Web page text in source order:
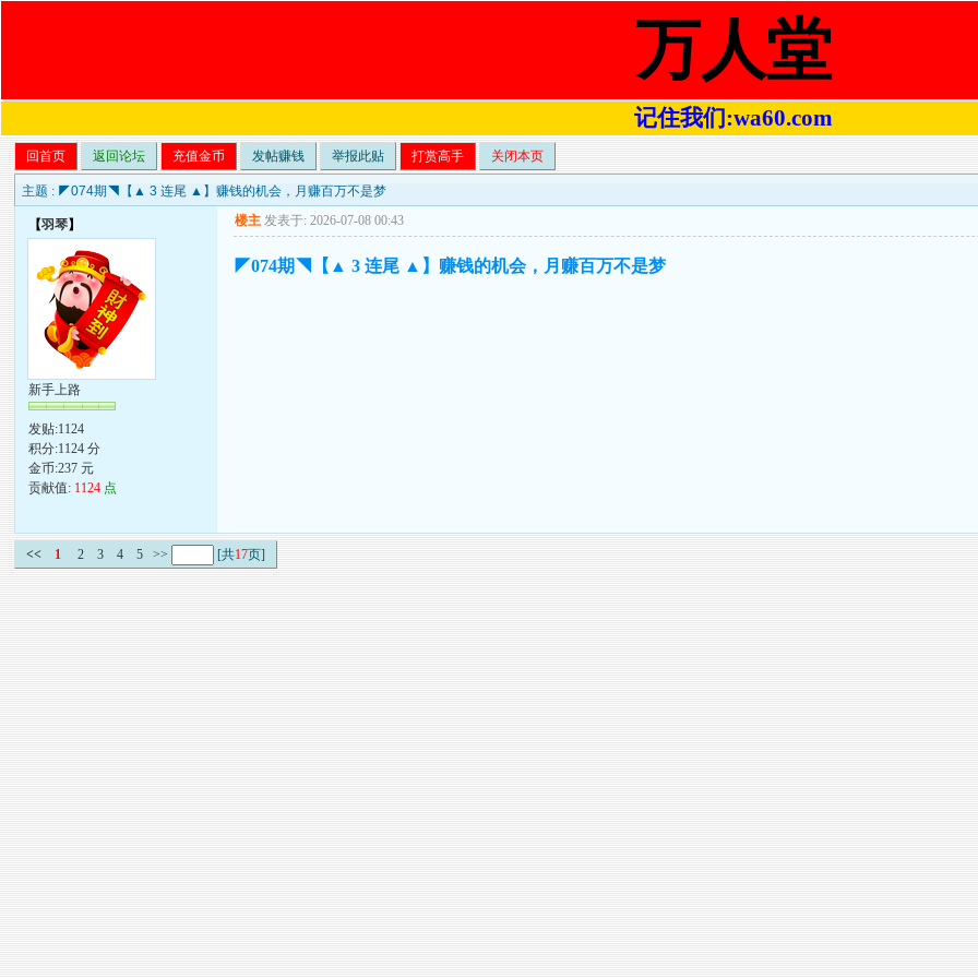
万人堂
记住我们:wa60.com
回首页 返回论坛 充值金币 发帖赚钱 举报此贴 打赏高手 关闭本页
主题 : ◤074期◥【▲ 3 连尾 ▲】赚钱的机会，月赚百万不是梦
【羽琴】
新手上路
发贴:1124
积分:1124 分
金币:237 元
贡献值: 1124 点
楼主 发表于: 2026-07-08 00:43
◤074期◥【▲ 3 连尾 ▲】赚钱的机会，月赚百万不是梦
<< 1 2 3 4 5 >> [共17页]